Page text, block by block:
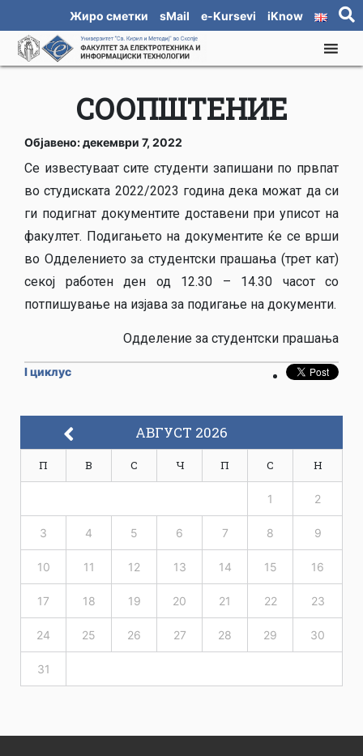
Жиро сметки sMail e-Kursevi iKnow
СООПШТЕНИЕ
Објавено: декември 7, 2022
Се известуваат сите студенти запишани по првпат
во студиската 2022/2023 година дека можат да си
ги подигнат документите доставени при уписот на
факултет. Подигањето на документите ќе се врши
во Одделението за студентски прашања (трет кат)
секој работен ден од 12.30 – 14.30 часот со
потпишување на изјава за подигање на документи.
Одделение за студентски прашања
I циклус
АВГУСТ 2026
П В С Ч П С Н
1 2
3 4 5 6 7 8 9
10 11 12 13 14 15 16
17 18 19 20 21 22 23
24 25 26 27 28 29 30
31